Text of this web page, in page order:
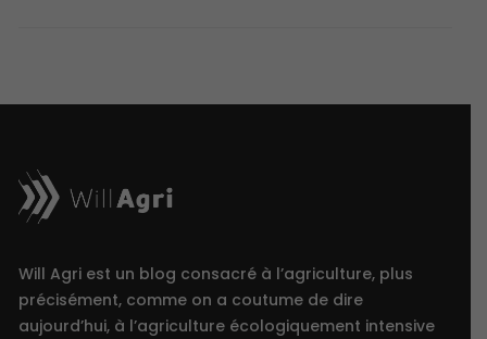
Will Agri est un blog consacré à l’agriculture, plus
précisément, comme on a coutume de dire
aujourd’hui, à l’agriculture écologiquement intensive